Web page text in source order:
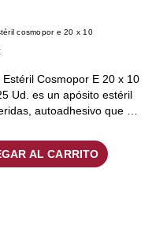
cosmopor e 20 x 10
Estéril Cosmopor E 20 x 10
Ud. es un apósito estéril
autoadhesivo que …
AL CARRITO